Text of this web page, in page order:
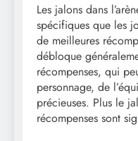
Les jalons dans
spécifiques que les
de meilleures
débloque
récompenses, qui
personnage, de
précieuses. Plus le
récompenses sont